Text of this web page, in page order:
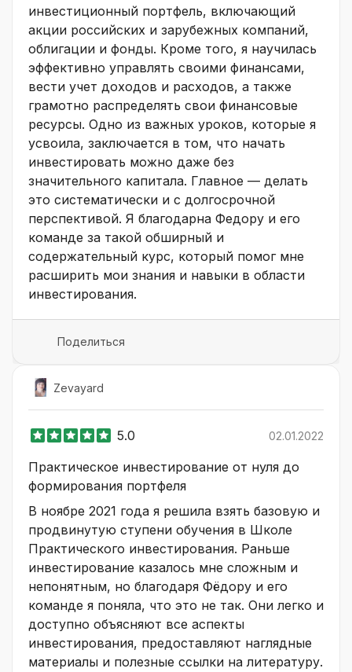
инвестиционный портфель, включающий
акции российских и зарубежных компаний,
облигации и фонды. Кроме того, я научилась
эффективно управлять своими финансами,
вести учет доходов и расходов, а также
грамотно распределять свои финансовые
ресурсы. Одно из важных уроков, которые я
усвоила, заключается в том, что начать
инвестировать можно даже без
значительного капитала. Главное — делать
это систематически и с долгосрочной
перспективой. Я благодарна Федору и его
команде за такой обширный и
содержательный курс, который помог мне
расширить мои знания и навыки в области
инвестирования.
Поделиться
Zevayard
5.0 02.01.2022
Практическое инвестирование от нуля до
формирования портфеля
В ноябре 2021 года я решила взять базовую и
продвинутую ступени обучения в Школе
Практического инвестирования. Раньше
инвестирование казалось мне сложным и
непонятным, но благодаря Фёдору и его
команде я поняла, что это не так. Они легко и
доступно объясняют все аспекты
инвестирования, предоставляют наглядные
материалы и полезные ссылки на литературу.